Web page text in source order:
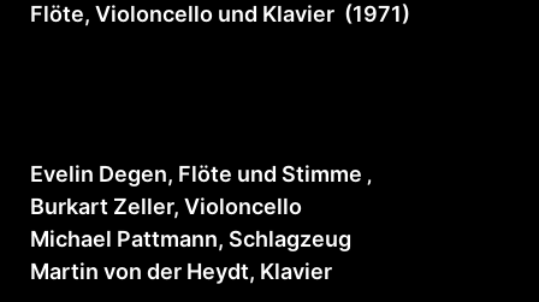
Flöte, Violoncello und Klavier (1971)
Evelin Degen, Flöte und Stimme ‚
Burkart Zeller, Violoncello
Michael Pattmann, Schlagzeug
Martin von der Heydt, Klavier